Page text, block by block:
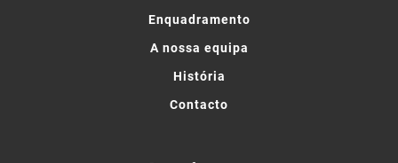
Enquadramento
A nossa equipa
História
Contacto